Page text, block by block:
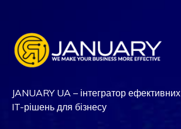
JANUARY UA – інтегратор ефективних
IT-рішень для бізнесу